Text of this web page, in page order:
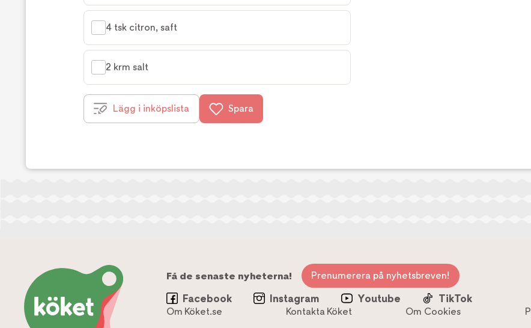
4 tsk citron, saft
2 krm salt
Lägg i inköpslista Spara
Få de senaste nyheterna! Prenumerera på nyhetsbreven!
Facebook Instagram Youtube TikTok
Om Köket.se Kontakta Köket Om Cookies